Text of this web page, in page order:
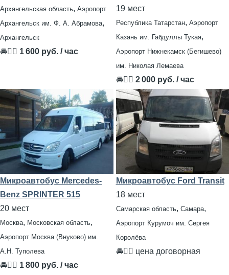
Архангельская область, Аэропорт
Архангельск им. Ф. А. Абрамова,
Архангельск
🚘👨‍✈ 1 600 руб. / час
19 мест
Республика Татарстан, Аэропорт
Казань им. Габдуллы Тукая,
Аэропорт Нижнекамск (Бегишево)
им. Николая Лемаева
🚘👨‍✈ 2 000 руб. / час
Микроавтобус Mercedes-
Benz SPRINTER 515
20 мест
Москва, Московская область,
Аэропорт Москва (Внуково) им.
А.Н. Туполева
🚘👨‍✈ 1 800 руб. / час
Микроавтобус Ford Transit
18 мест
Самарская область, Самара,
Аэропорт Курумоч им. Сергея
Королёва
🚘👨‍✈ цена договорная